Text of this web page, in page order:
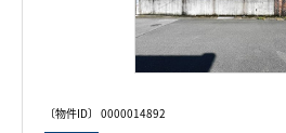
〔物件ID〕 0000014892